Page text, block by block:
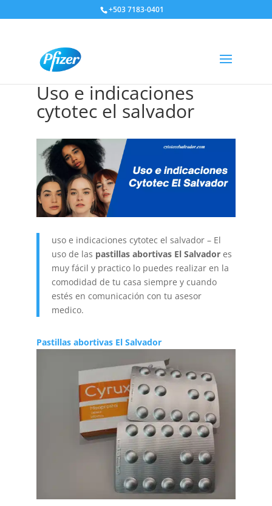
+503 7183-0401
Uso e indicaciones
cytotec el salvador
uso e indicaciones cytotec el salvador – El
uso de las pastillas abortivas El Salvadores
muy fácil y practico lo puedes realizar en la
comodidad de tu casa siempre y cuando
estés en comunicación con tu asesor
medico.
Pastillas abortivas El Salvador